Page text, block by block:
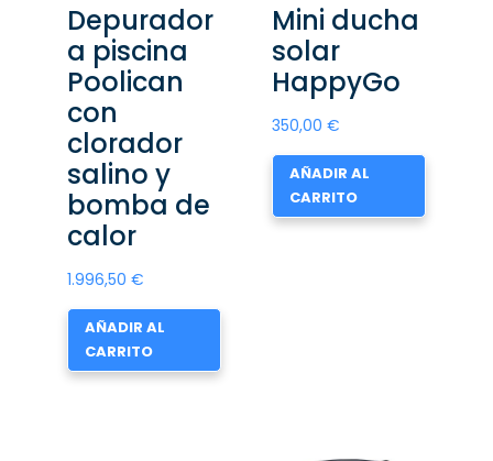
Depurador
a piscina
Poolican
con
clorador
salino y
bomba de
calor
1.996,50 €
AÑADIR AL
CARRITO
Mini ducha
solar
HappyGo
350,00€
AÑADIR AL
CARRITO